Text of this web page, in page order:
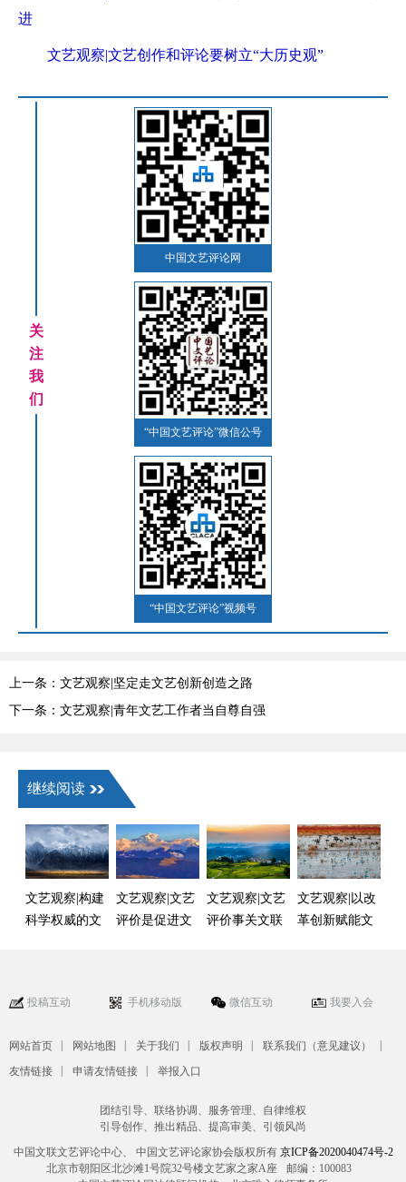
进
文艺观察|文艺创作和评论要树立“大历史观”
关
注
我
们
中国文艺评论网
“中国文艺评论”微信公号
“中国文艺评论”视频号
上一条：文艺观察|坚定走文艺创新创造之路
下一条：文艺观察|青年文艺工作者当自尊自强
继续阅读
文艺观察|构建
科学权威的文
文艺观察|文艺
评价是促进文
文艺观察|文艺
评价事关文联
文艺观察|以改
革创新赋能文
投稿互动 手机移动版 微信互动 我要入会
网站首页 | 网站地图 | 关于我们 | 版权声明 | 联系我们（意见建议） |
友情链接 | 申请友情链接 | 举报入口
团结引导、联络协调、服务管理、自律维权
引导创作、推出精品、提高审美、引领风尚
中国文联文艺评论中心、 中国文艺评论家协会版权所有 京ICP备2020040474号-2
北京市朝阳区北沙滩1号院32号楼文艺家之家A座
邮编：100083